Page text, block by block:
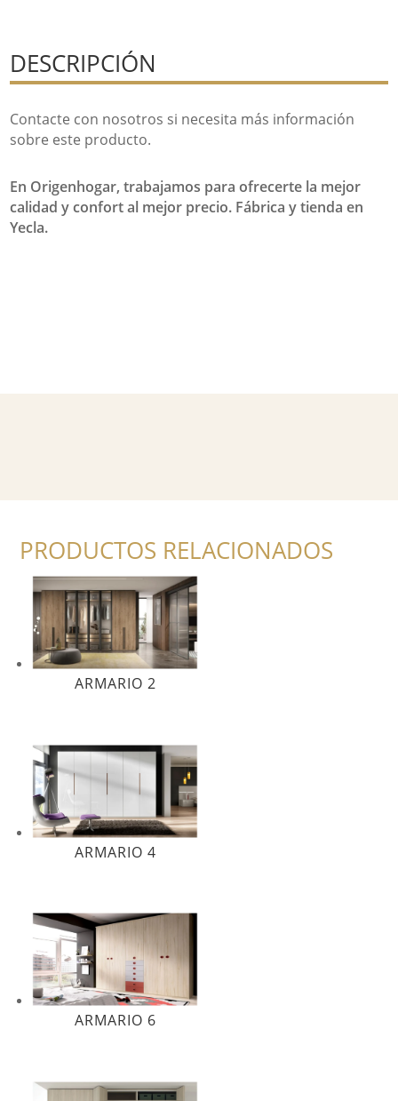
DESCRIPCIÓN
Contacte con nosotros si necesita más información
sobre este producto.
En Origenhogar, trabajamos para ofrecerte la mejor
calidad y confort al mejor precio. Fábrica y tienda en
Yecla.
PRODUCTOS RELACIONADOS
ARMARIO 2
ARMARIO 4
ARMARIO 6